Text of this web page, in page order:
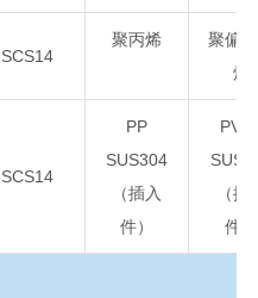
SCS14
聚丙烯
聚偏
烯
SCS14
PP
SUS304
（插入
件）
（插
件）